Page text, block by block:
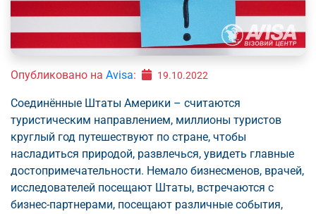
Опубликовано на Avisa: 19.10.2022
Соединённые Штаты Америки – считаются
туристическим направлением, миллионы туристов
круглый год путешествуют по стране, чтобы
насладиться природой, развлечься, увидеть главные
достопримечательности. Немало бизнесменов, врачей,
исследователей посещают Штаты, встречаются с
бизнес-партнерами, посещают различные события,